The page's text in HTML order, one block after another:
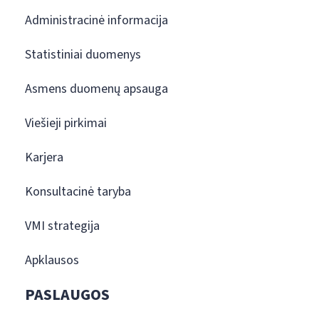
Administracinė informacija
Statistiniai duomenys
Asmens duomenų apsauga
Viešieji pirkimai
Karjera
Konsultacinė taryba
VMI strategija
Apklausos
PASLAUGOS